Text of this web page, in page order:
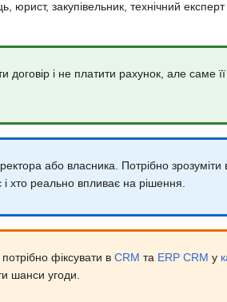
юрист, закупівельник, технічний
і не платити рахунок, але саме її
або власника. Потрібно зрозуміти
і хто реально впливає на рішення.
фіксувати в CRM та ERP CRM у
шанси угоди.